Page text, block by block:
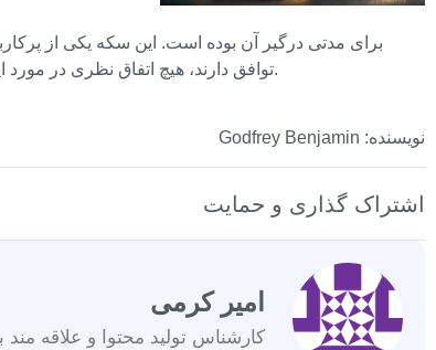
طرفداران در مورد تأثیر این موارد استفاده اضافی بر قیمت XRP توافق دارند، هیچ اتفاق نظری در مورد اینکه چه زمانی سکه با ارزشی که بسیاری آن را می‌دانند مطابقت دارد، وجود ندارد.
نویسنده: Godfrey Benjamin
اشتراک گذاری و حمایت
امیر کرمی
کارشناس تولید محتوا و علاقه مند